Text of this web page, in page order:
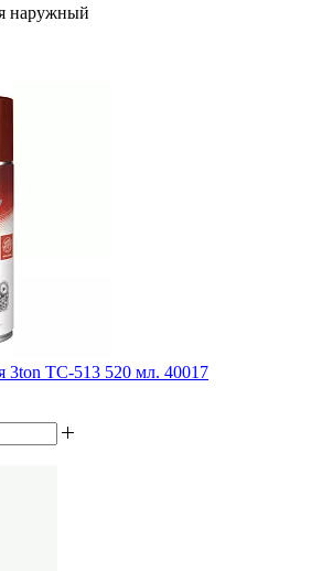
наружный
3ton TC-513 520 мл. 40017